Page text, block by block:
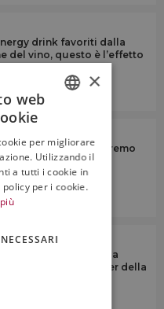
drink favoriti dalla
del vino, questo è l’effetto
e vino: “non accetteremo
spaventano il
e futuro del vino a
con le insegne leader della
ENGLISH
×
web
per migliorare
Utilizzando il
a tutti i cookie in
per i cookie.